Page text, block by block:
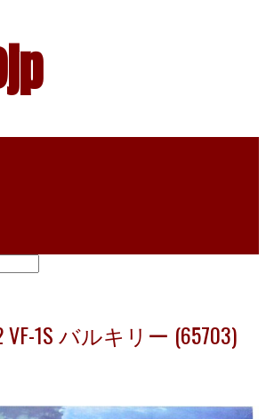
1S バルキリー (65703)